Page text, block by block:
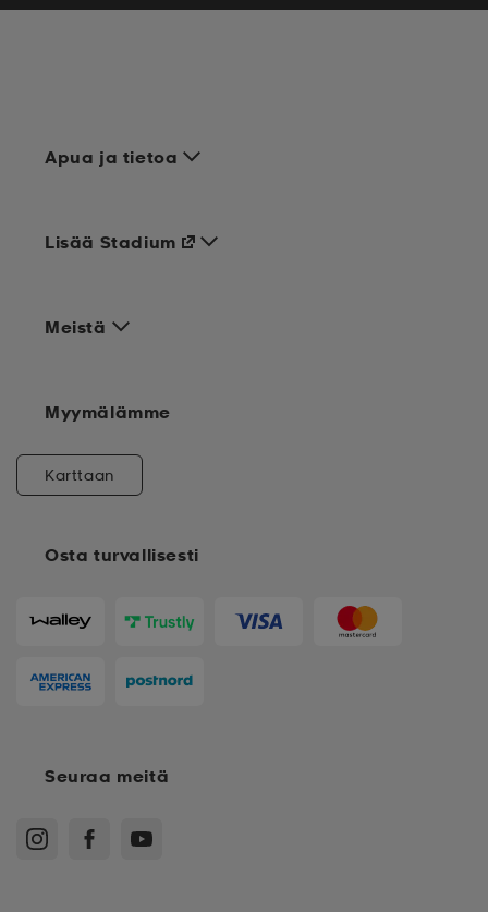
Apua ja tietoa
Meistä
Osta turvallisesti
Lisää Stadium
Myymälämme
Karttaan
Seuraa meitä